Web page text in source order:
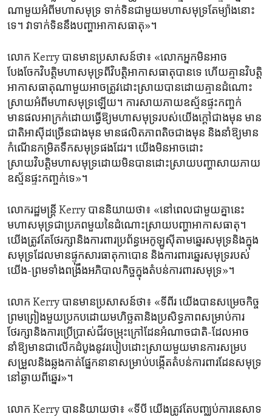
ណាមួយអំពីមហា​សមុទ្រ​ ទាក់ទិនជា​មួយ​មហា​សមុទ្រ​តែ​ម្យ៉ាងនោះ​
ទេ។ វា​ទាក់ទិន​នឹងបញ្ហា​អាកាសធាតុ»។
លោក Kerry បាន​មានប្រសាសន៍​ថា៖ «លោកអ្នកមិន​អាច​
បែងចែកវិបត្តិ​មហាសមុទ្រពីវិបត្តិ​អាកាស​ធាតុបានទេ ហើយ​គ្មាន​វិបត្តិ
អាកាសធាតុ​ណា​មួយ​អាច​ត្រូវ​ដោះស្រាយ​បាន​ដោយ​គ្មាន​ដំណោះ
ស្រាយ​អំពី​មហាសមុទ្រ​ឡើយ។​ ការ​សាយភាយ​ឧស្ម័នផ្ទះកញ្ចក់​
មានផល​អាក្រក់​ដោយ​ធ្វើឱ្យ​មហា​សមុទ្ររបស់​យើងក្តៅ​ជាង​មុន មាន​
ជាតិ​អាស៊ីដ​ច្រើន​ជាង​មុន មាន​ផលិតភាព​តិច​ជាង​មុន និង​នាំ​ឱ្យ​មាន
កំណើន​កម្រិត​ទឹក​សមុទ្រ​ផង​ដែរ។​ យើង​មិនអាច​ដោះ
ស្រាយវិបត្តិមហាសមុទ្រ​ដោយ​មិនបាន​ដោះស្រាយ​បញ្ហាសាយភាយ​
ឧស្ម័ន​ផ្ទះ​កញ្ចក់ទេ»។
លោក​រដ្ឋមន្ត្រី Kerry បាន​និយាយ​ថា៖ «នៅ​ពេល​ជា​មួយ​គ្នា​នេះ
មហាសមុទ្រ​ជា​ប្រភពមួយ​នៃ​ដំណោះស្រាយ​បញ្ហា​អាកាសធាតុ។
យើង​ត្រូវ​តែ​ថែរក្សា​និង​ការពារ​ប្រព័ន្ធ​អេកូឡូស៊ី​តាម​ឆ្នេរ​សមុទ្រនិង​ក្នុង​
សមុទ្រ​ដែលមានផ្ទុកសារធាតុកាបោន និង​ការពារឆ្នេរ​សមុទ្រ​របស់
យើង-ព្រមទាំង​ពង្រឹង​អភិបាល​កិច្ចក្នុ​ង​តំបន់​ការពារ​សមុទ្រ»។
លោក​ Kerry បានមានប្រសាសន៍ថា៖ «ទីពីរ យើង​បាន​សម្រេច​កិច្ច​
ព្រមព្រៀង​មួយប្រកប​ដោយមហិច្ឆតា​និងប្រសិទ្ធភាព​សម្រាប់​ការ​
ថែរក្សានិង​ការប្រើប្រាស់ជីវចម្រុះក្រៅ​ដែនអំណាច​ជាតិ-ដែល​អាច​
នាំឱ្យ​មាន​ជា​លើក​ដំបូងនូវ​របៀប​ដោះស្រាយ​មួយ​មានការ​សម្រប
សម្រួលនិង​ឆ្លង​កាត់​ផ្នែកនានា​សម្រាប់បង្កើត​តំបន់​ការពារ​ដែន​សមុទ្រ​
នៅឆ្ងាយ​ពី​ឆ្នេរ»។
លោក Kerry បាន​និយាយ​ថា៖ «ទីបី យើង​ត្រូវ​តែបញ្ឈប់ការ​នេសាទ​